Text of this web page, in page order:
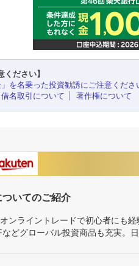
ください】
」を名乗った投資勧誘にご注意くださ
名取引について
著作権について
いてのご紹介
ンライントレードで初心者にも
どグローバル投資商品も充実。